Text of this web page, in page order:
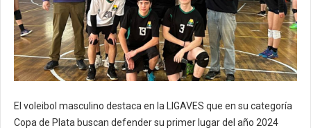
El voleibol masculino destaca en la LIGAVES que en su categoría
Copa de Plata buscan defender su primer lugar del año 2024